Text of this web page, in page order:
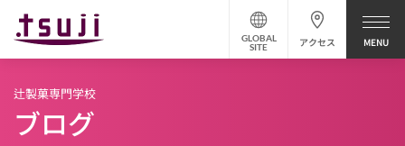
アクセス
GLOBAL
SITE
辻製菓専門学校
ブログ